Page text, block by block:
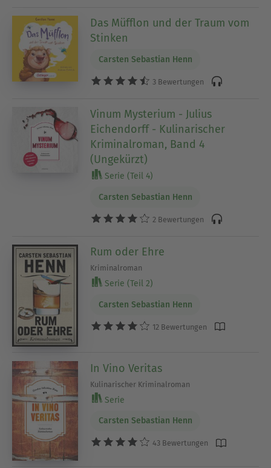
Das Müfflon und der Traum vom
Stinken
Carsten Sebastian Henn
3 Bewertungen
Vinum Mysterium - Julius
Eichendorff - Kulinarischer
Kriminalroman, Band 4
(Ungekürzt)
Serie (Teil 4)
Carsten Sebastian Henn
2 Bewertungen
Rum oder Ehre
Kriminalroman
Serie (Teil 2)
Carsten Sebastian Henn
12 Bewertungen
In Vino Veritas
Kulinarischer Kriminalroman
Serie
Carsten Sebastian Henn
43 Bewertungen